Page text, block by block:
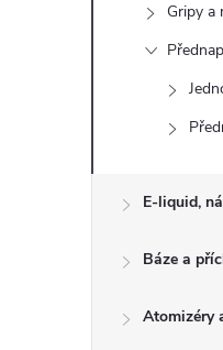
í
Gripy a
E-liquid,
Báze a
Atomizéry